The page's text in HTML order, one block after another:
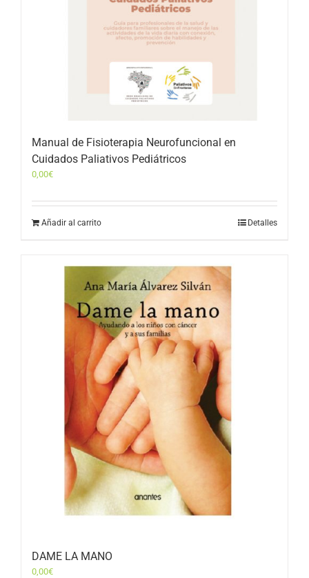
Manual de Fisioterapia Neurofuncional en
Cuidados Paliativos Pediátricos
0,00€
Añadir al carrito Detalles
DAME LA MANO
0,00€